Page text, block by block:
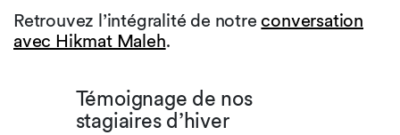
Retrouvez l’intégralité de notre conversation
avec Hikmat Maleh.
Témoignage de nos
stagiaires d’hiver